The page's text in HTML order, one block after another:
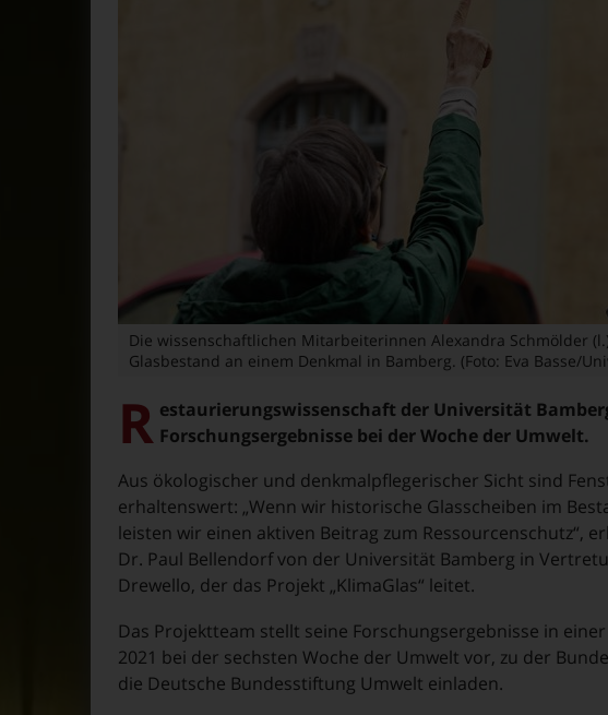
Die wissenschaftlichen Mitarbeiterinnen Alexandra Schmölder
Glasbestand an einem Denkmal in Bamberg. (Foto: Eva Basse/
R estaurierungswissenschaft der Universität
Forschungsergebnisse bei der Woche der Umwelt.
Aus ökologischer und denkmalpflegerischer Sicht sind
erhaltenswert: „Wenn wir historische Glasscheiben im
leisten wir einen aktiven Beitrag zum Ressourcenschutz“,
Dr. Paul Bellendorf von der Universität Bamberg in
Drewello, der das Projekt „KlimaGlas“ leitet.
Das Projektteam stellt seine Forschungsergebnisse in
2021 bei der sechsten Woche der Umwelt vor, zu der
die Deutsche Bundesstiftung Umwelt einladen.